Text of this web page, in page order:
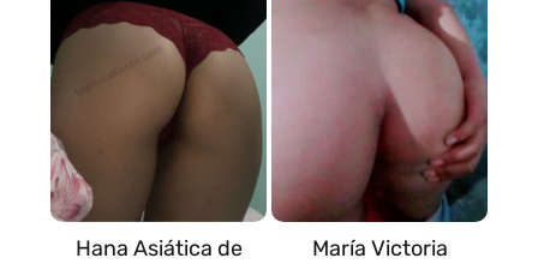
Hana Asiática de
María Victoria